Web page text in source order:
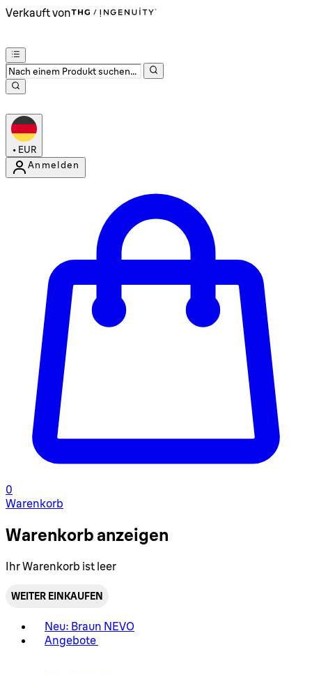
Verkauft von
• EUR
Anmelden
0
Warenkorb
Warenkorb anzeigen
Ihr Warenkorb ist leer
WEITER EINKAUFEN
Neu: Braun NEVO
Angebote